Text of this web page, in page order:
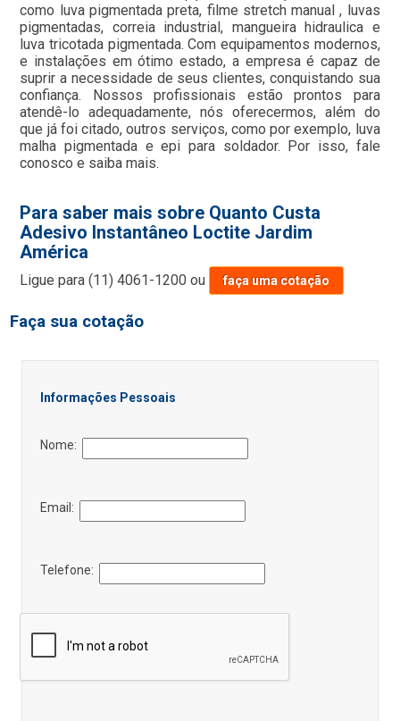
como luva pigmentada preta, filme stretch manual , luvas
pigmentadas, correia industrial, mangueira hidraulica e
luva tricotada pigmentada. Com equipamentos modernos,
e instalações em ótimo estado, a empresa é capaz de
suprir a necessidade de seus clientes, conquistando sua
confiança. Nossos profissionais estão prontos para
atendê-lo adequadamente, nós oferecermos, além do
que já foi citado, outros serviços, como por exemplo, luva
malha pigmentada e epi para soldador. Por isso, fale
conosco e saiba mais.
Para saber mais sobre Quanto Custa
Adesivo Instantâneo Loctite Jardim
América
Ligue para(11) 4061-1200 ou faça uma cotação
Faça sua cotação
Informações Pessoais
Nome:
Email:
Telefone: